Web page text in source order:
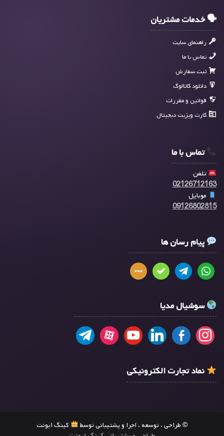
🗣 خدمات مشتریان
راهنمای سایت
تماس با ما
ثبت سفارش
دانلود کاتالوگ
قوانین و مقررات
کارت ویزیت دیجیتال
تماس با ما
تلفن
02126712163
موبایل
09126802815
پیام رسان ها
سوشیال مدیا
نماد تجارت الکترونیکی
© طراحی ، توسعه ، اجرا و پشتیبانی توسط کینگ ایونت